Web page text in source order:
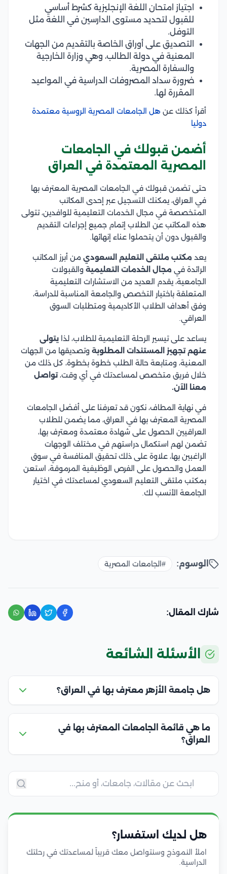
اجتياز امتحان اللغة الإنجليزية كشرط أساسي
للقبول لتحديد مستوى الدارسين في اللغة مثل
التوفل.
التصديق على أوراق الخاصة بالتقديم من الجهات
المعنية في دولة الطالب، وهي وزارة الخارجية
والسفارة المصرية.
ضرورة سداد المصروفات الدراسية في المواعيد
المقررة لها.
أقرأ كذلك عن هل الجامعات المصرية الروسية معتمدة
دوليا
أضمن قبولك في الجامعات
المصرية المعتمدة في العراق
حتى تضمن قبولك في الجامعات المصرية المعترف بها
في العراق، يمكنك التسجيل عبر إحدى المكاتب
المتخصصة في مجال الخدمات التعليمية للوافدين، تتولى
هذه المكاتب عن الطلاب إتمام جميع إجراءات التقديم
والقبول دون أن يتحملوا عناء إنهائها.
يعد مكتب ملتقى التعليم السعودي من أبرز المكاتب
الرائدة في مجال الخدمات التعليمية والقبولات
الجامعية، يقدم العديد من الاستشارات التعليمية
المتعلقة باختيار التخصص والجامعة المناسبة للدراسة،
وفق أهداف الطلاب الأكاديمية ومتطلبات السوق
العراقي.
يساعد على تيسير الرحلة التعليمية للطلاب، لذا يتولى
عنهم تجهيز المستندات المطلوبة وتصديقها من الجهات
المعنية، ومتابعة حالة الطلب خطوة بخطوة، كل ذلك من
خلال فريق متخصص لمساعدتك في أي وقت،تواصل
معنا الآن.
في نهاية المطاف، نكون قد تعرفنا على أفضل الجامعات
المصرية المعترف بها في العراق، مما يضمن للطلاب
العراقيين الحصول على شهادة معتمدة ومعترف بها،
تضمن لهم استكمال دراستهم في مختلف الوجهات
الراغبين بها، علاوة على ذلك تحقيق المنافسة في سوق
العمل والحصول على الفرص الوظيفية المرموقة، استعن
بمكتب ملتقى التعليم السعودي لمساعدتك في اختيار
الجامعة الأنسب لك.
الوسوم: #الجامعات المصرية
شارك المقال:
الأسئلة الشائعة
هل جامعة الأزهر معترف بها في العراق؟
ما هي قائمة الجامعات المعترف بها في
العراق؟
هل لديك استفسار؟
املأ النموذج وسنتواصل معك قريباً لمساعدتك في رحلتك
الدراسية.